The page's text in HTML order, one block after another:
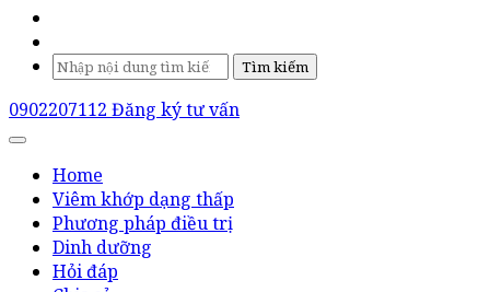
Tìm kiếm
0902207112 Đăng ký tư vấn
Home
Viêm khớp dạng thấp
Phương pháp điều trị
Dinh dưỡng
Hỏi đáp